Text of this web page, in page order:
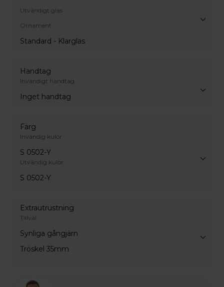
Utvändigt glas
Ornament
Standard - Klarglas
Handtag
Invändigt handtag
Inget handtag
Färg
Invändig kulör
S 0502-Y
Utvändig kulör
S 0502-Y
Extrautrustning
Tillval
Synliga gångjärn
Tröskel 35mm